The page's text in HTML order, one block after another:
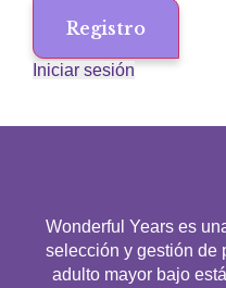
Iniciar sesión
Wonderful Years es
selección y gestión de
adulto mayor bajo